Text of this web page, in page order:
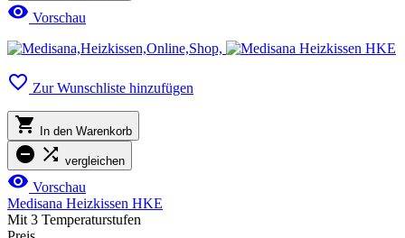
 Vorschau
 Zur Wunschliste hinzufügen
 In den Warenkorb
  vergleichen
 Vorschau
Medisana Heizkissen HKE
Mit 3 Temperaturstufen